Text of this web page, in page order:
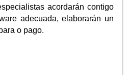
acordarán contigo
adecuada, elaborarán un
o pago.